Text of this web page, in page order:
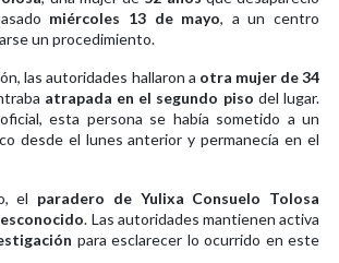
miércoles 13 de mayo, a un centro
un procedimiento.
las autoridades hallaron a otra mujer de 34
atrapada en el segundo piso del lugar.
esta persona se había sometido a un
desde el lunes anterior y permanecía en el
el paradero de Yulixa Consuelo Tolosa
. Las autoridades mantienen activa
para esclarecer lo ocurrido en este